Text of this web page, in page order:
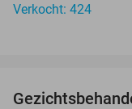
Verkocht: 424